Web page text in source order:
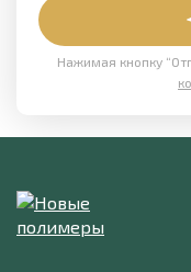
Нажимая кнопку